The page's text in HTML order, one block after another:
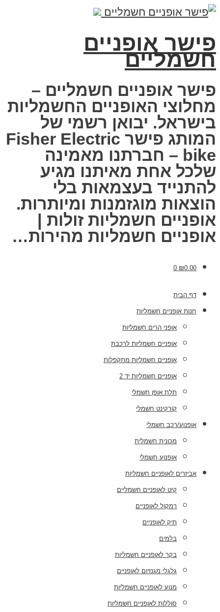
פישר אופניים
חשמליים
פישר אופניים חשמליים –
מחלוצי האופניים החשמליות
בישראל. יבואן רשמי של
המותג פישר Fisher Electric
bike – חברתנו מאמינה
שלכל אחת מאיתנו מגיע
להתנייד בעצמאות בלי
הוצאות מוגזמנות ומיותרות.
אופניים חשמליות זולות |
אופניים חשמליות מהירות…
₪0.00
0
דף הבית
חנות אופניים חשמליות
אופני הרים חשמליות
אופניים חשמליות לרכבת
אופניים חשמליות מתקפלות
אופניים חשמליות יד 2
תלת אופן חשמלי
קורקינט חשמלי
אופנוע/רכב חשמלי
מכונית חשמלית
אופנוע חשמלי
אביזרים לאופניים חשמליות
קיט לאופניים חשמליים
רמקול לאופניים
תיק לאופניים
בלמים
בקר לאופניים חשמליות
גלגלי מגנזיום לאופניים
מנוע לאופניים חשמליות
סוללות לאופניים חשמליות